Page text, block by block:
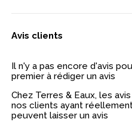
Avis clients
Il n'y a pas encore d'avis
premier à rédiger un avis
Chez Terres & Eaux, les
nos clients ayant
peuvent laisser un avis